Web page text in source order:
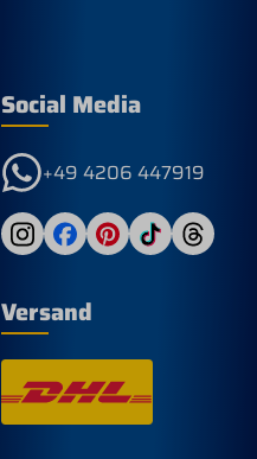
Social Media
+49 4206 447919
Versand